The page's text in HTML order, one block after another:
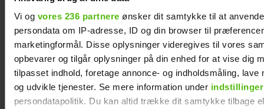
Vi og vores 236 partnere ønsker dit samtykke til at
persondata om IP-adresse, ID og din browser til
marketingformål. Disse oplysninger videregives til vores
opbevarer og tilgår oplysninger på din enhed for at vise dig
tilpasset indhold, foretage annonce- og indholdsmåling, lave
og udvikle tjenester. Se mere information under indstillinger
persondatapolitik. Du kan altid trække dit samtykke tilbage